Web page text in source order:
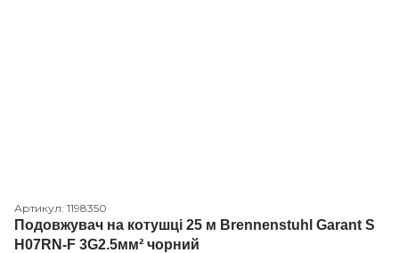
Артикул: 1198350
Подовжувач на котушці 25 м Brennenstuhl Garant S
H07RN-F 3G2.5мм² чорний